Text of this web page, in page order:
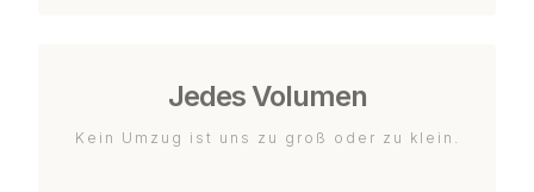
Jedes Volumen
Kein Umzug ist uns zu groß oder zu klein.